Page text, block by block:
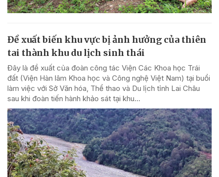
Đề xuất biến khu vực bị ảnh hưởng của thiên
tai thành khu du lịch sinh thái
Đây là đề xuất của đoàn công tác Viện Các Khoa học Trái
đất (Viện Hàn lâm Khoa học và Công nghệ Việt Nam) tại buổi
làm việc với Sở Văn hóa, Thể thao và Du lịch tỉnh Lai Châu
sau khi đoàn tiến hành khảo sát tại khu...